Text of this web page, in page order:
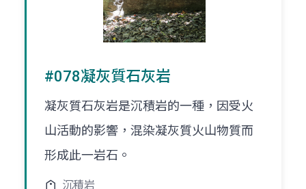
#078凝灰質石灰岩
凝灰質石灰岩是沉積岩的一種，因受火
山活動的影響，混染凝灰質火山物質而
形成此一岩石。
沉積岩